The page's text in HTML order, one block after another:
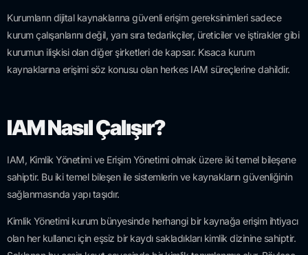
Kurumların dijital kaynaklarına güvenli erişim gereksinimleri sadece
kurum çalışanlarını değil, yanı sıra tedarikçiler, üreticiler ve iştirakler gibi
kurumun ilişkisi olan diğer şirketleri de kapsar. Kısaca kurum
kaynaklarına erişimi söz konusu olan herkes IAM süreçlerine dahildir.
IAM Nasıl Çalışır?
IAM, Kimlik Yönetimi ve Erişim Yönetimi olmak üzere iki temel bileşene
sahiptir. Bu iki temel bileşen ile sistemlerin ve kaynakların güvenliğinin
sağlanmasında yapı taşıdır.
Kimlik Yönetimi kurum bünyesinde herhangi bir kaynağa erişim ihtiyacı
olan her kullanıcı için eşsiz bir kaydı sakladıkları kimlik dizinine sahiptir.